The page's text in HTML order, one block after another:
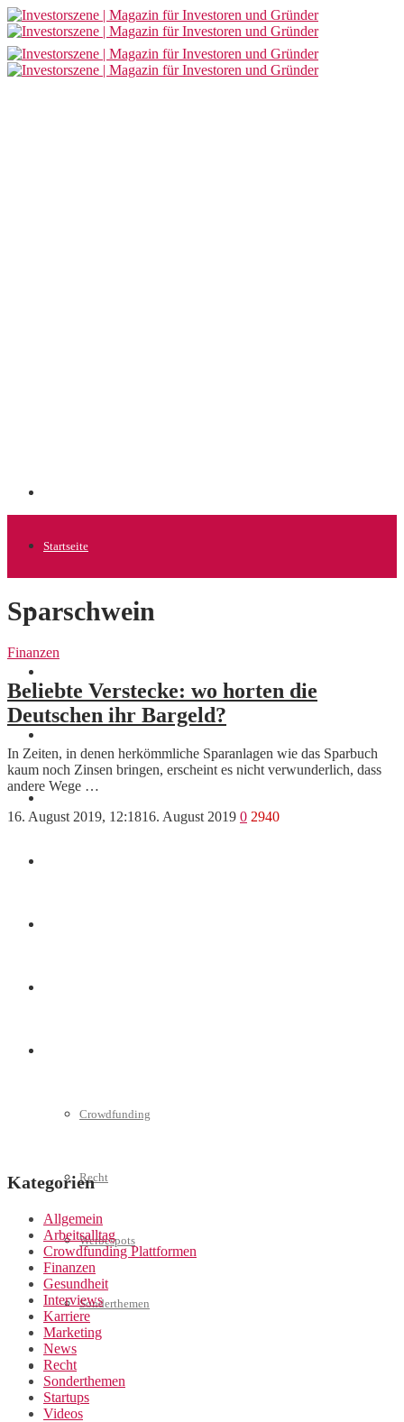
Startseite
Allgemein
Crowdfunding
Recht
Werbespots
Sonderthemen
Geschäftskonto eröffnen
Sparschwein
Finanzen
Beliebte Verstecke: wo horten die
Deutschen ihr Bargeld?
In Zeiten, in denen herkömmliche Sparanlagen wie das Sparbuch
kaum noch Zinsen bringen, erscheint es nicht verwunderlich, dass
andere Wege …
16. August 2019, 12:1816. August 2019 0 2940
Kategorien
Allgemein
Arbeitsalltag
Crowdfunding Plattformen
Finanzen
Gesundheit
Interviews
Karriere
Marketing
News
Recht
Sonderthemen
Startups
Videos